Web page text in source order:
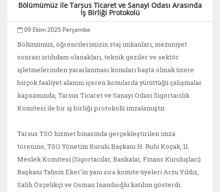
Bölümümüz ile Tarsus Ticaret ve Sanayi Odası Arasında
İş Birliği Protokolü
09 Ekim 2025 Perşembe
Bölümümüz, öğrencilerimizin staj imkanları, mezuniyet
sonrası istihdam olanakları, teknik geziler ve sektör
işletmelerinden yararlanması konuları başta olmak üzere
birçok faaliyet alanını içeren konularda yürüttüğü çalışmalar
kapsamında, Tarsus Ticaret ve Sanayi Odası Sigortacılık
Komitesi ile bir iş birliği protokolü imzalamıştır.
Tarsus TSO hizmet binasında gerçekleştirilen imza
törenine, TSO Yönetim Kurulu Başkanı H. Ruhi Koçak, 11.
Meslek Komitesi (Sigortacılar, Bankalar, Finans Kuruluşları)
Başkanı Tahsin Eker'in yanı sıra komite üyeleri Arzu Yıldız,
Salih Özçelikçi ve Osman İnandıoğlu katılım gösterdi.